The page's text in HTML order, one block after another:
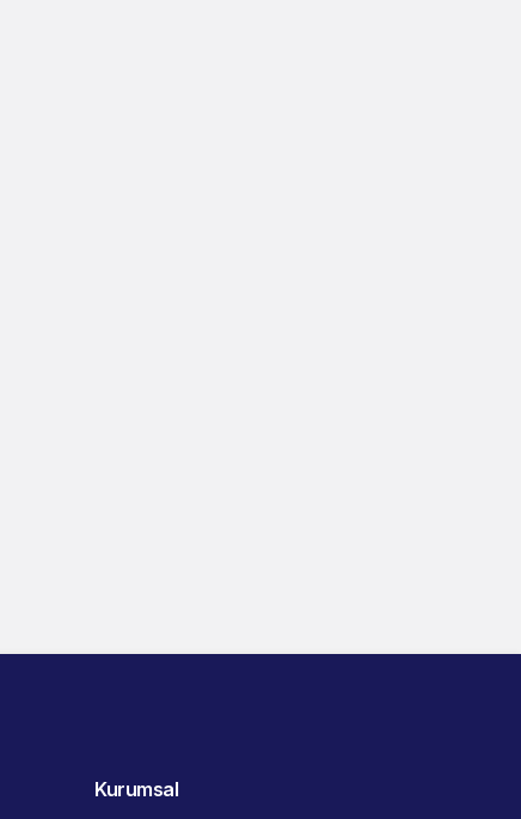
Kurumsal